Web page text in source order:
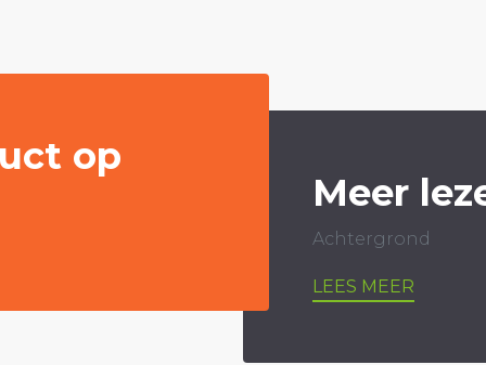
op
Meer
Achtergrond
LEES MEER